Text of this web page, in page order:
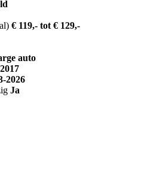
€ 119,- tot € 129,-
auto
2026
Ja